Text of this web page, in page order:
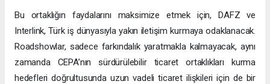
Bu ortaklığın faydalarını maksimize etmek için, DAFZ ve
Interlink, Türk iş dünyasıyla yakın iletişim kurmaya odaklanacak.
Roadshowlar, sadece farkındalık yaratmakla kalmayacak, aynı
zamanda CEPA’nın sürdürülebilir ticaret ortaklıkları kurma
hedefleri doğrultusunda uzun vadeli ticaret ilişkileri için de bir